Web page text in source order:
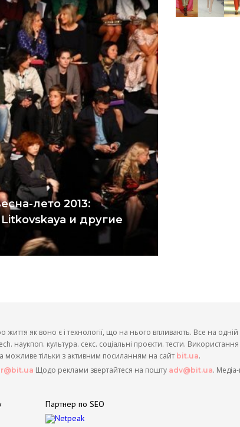
лето 2013:
и другие
життя як воно є і технології, що на нього впливають. Все на одній
наукпоп. культура. секс. соціальні проєкти. тести. Використання
можливе тільки з активним посиланням на сайт bit.ua.
Щодо реклами звертайтеся на пошту adv@bit.ua. Медіа-
Партнер по SEO